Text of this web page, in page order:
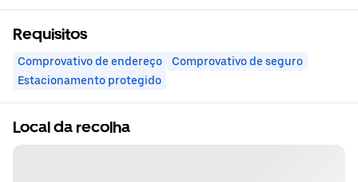
Requisitos
Comprovativo de endereço
Comprovativo de seguro
Estacionamento protegido
Local da recolha